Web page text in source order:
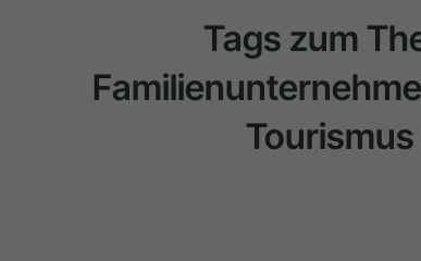
Tags zum
Tourismus